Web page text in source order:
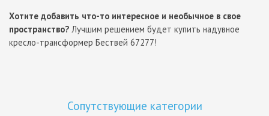
Хотите добавить что-то интересное и необычное в свое
пространство? Лучшим решением будет купить надувное
кресло-трансформер Бествей 67277!
Сопутствующие категории